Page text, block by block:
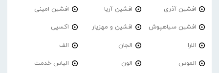
افشین آذری افشین آریا افشین امینی
افشین سیاهپوش افشین و مهزیار اکسپی
الارا الجان الف
الموس الون الیاس خدمت